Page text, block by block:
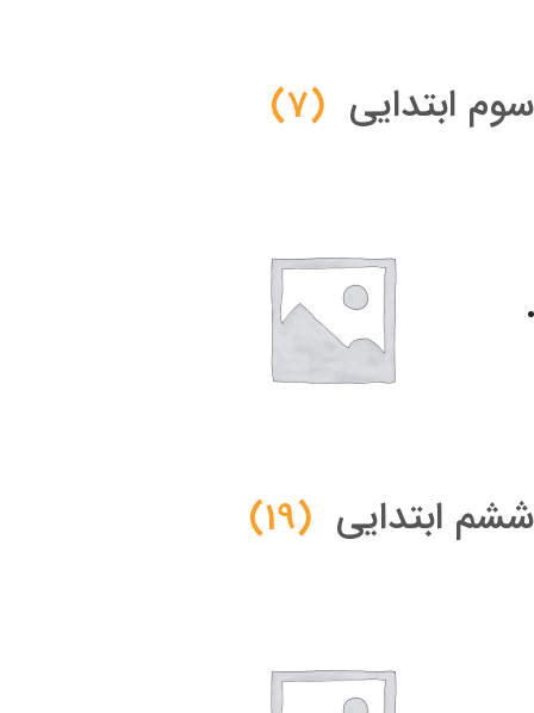
سوم ابتدایی (7)
ششم ابتدایی (19)